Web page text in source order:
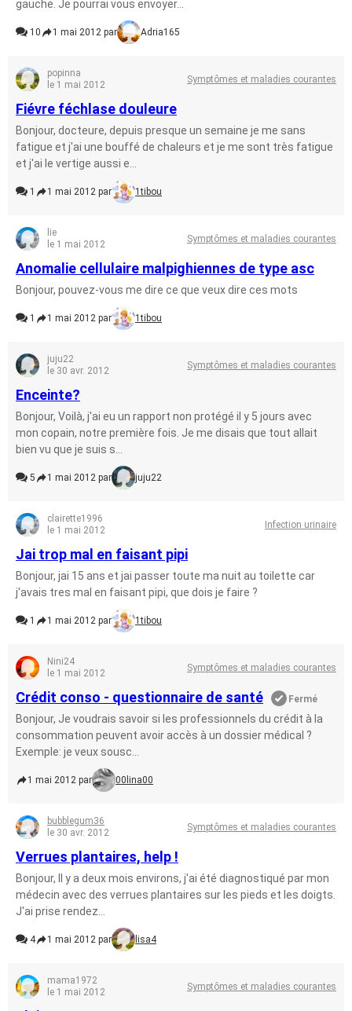
gauche. Je pourrai vous envoyer...
10 1 mai 2012 par Adria165
popinna
le 1 mai 2012
Symptômes et maladies courantes
Fiévre féchlase douleure
Bonjour, docteure, depuis presque un semaine je me sans
fatigue et j'ai une bouffé de chaleurs et je me sont très fatigue
et j'ai le vertige aussi e...
1 1 mai 2012 par 1tibou
lie
le 1 mai 2012
Symptômes et maladies courantes
Anomalie cellulaire malpighiennes de type asc
Bonjour, pouvez-vous me dire ce que veux dire ces mots
1 1 mai 2012 par 1tibou
juju22
le 30 avr. 2012
Symptômes et maladies courantes
Enceinte?
Bonjour, Voilà, j'ai eu un rapport non protégé il y 5 jours avec
mon copain, notre première fois. Je me disais que tout allait
bien vu que je suis s...
5 1 mai 2012 par juju22
clairette1996
le 1 mai 2012
Infection urinaire
Jai trop mal en faisant pipi
Bonjour, jai 15 ans et jai passer toute ma nuit au toilette car
j'avais tres mal en faisant pipi, que dois je faire ?
1 1 mai 2012 par 1tibou
Nini24
le 1 mai 2012
Symptômes et maladies courantes
Crédit conso - questionnaire de santé Fermé
Bonjour, Je voudrais savoir si les professionnels du crédit à la
consommation peuvent avoir accès à un dossier médical ?
Exemple: je veux sousc...
1 mai 2012 par 00lina00
bubblegum36
le 30 avr. 2012
Symptômes et maladies courantes
Verrues plantaires, help !
Bonjour, Il y a deux mois environs, j'ai été diagnostiqué par mon
médecin avec des verrues plantaires sur les pieds et les doigts.
J'ai prise rendez...
4 1 mai 2012 par lisa4
mama1972
le 1 mai 2012
Symptômes et maladies courantes